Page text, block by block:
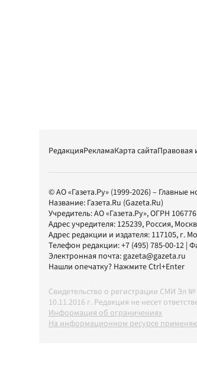
РедакцияРекламаКарта сайтаПравовая
© АО «Газета.Ру» (1999-2026) – Главные
Название: Газета.Ru (Gazeta.Ru)
Учредитель:АО «Газета.Ру», ОГРН
Адрес учредителя: 125239, Россия,
Адрес редакции и издателя: 117105, г.
Телефон редакции:+7 (495) 785-00-12 |
Электронная почта:gazeta@gazeta.ru
Нашли опечатку? Нажмите Ctrl+Enter
Свидетельство о регистрации СМИ Эл
10.11.2016 г. Редакция не несет
Информация об ограничениях
На информационном ресурсе